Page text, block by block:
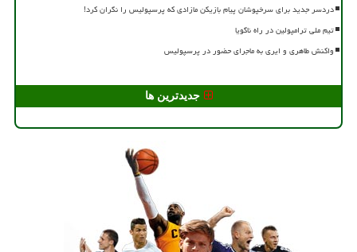
دردسر جدید برای سرخپوشان پیام بازیکن مازادی که پرسپولیس را نگران کرد!
تیم ملی ترامپولین در راه ناگویا
واکنش طاهری و ایری به ماجرای حضور در پرسپولیس
جدیدترین ها